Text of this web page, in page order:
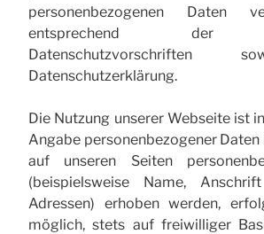
personenbezogenen Daten
entsprechend der
Datenschutzvorschriften
Datenschutzerklärung.
Die Nutzung unserer Webseite ist
Angabe personenbezogener
auf unseren Seiten
(beispielsweise Name,
Adressen) erhoben werden,
möglich, stets auf freiwilliger